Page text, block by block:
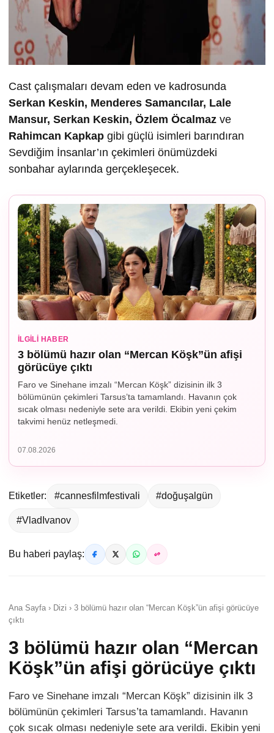
Cast çalışmaları devam eden ve kadrosunda
Serkan Keskin, Menderes Samancılar, Lale
Mansur, Serkan Keskin, Özlem Öcalmaz ve
Rahimcan Kapkap gibi güçlü isimleri barındıran
Sevdiğim İnsanlar’ın çekimleri önümüzdeki
sonbahar aylarında gerçekleşecek.
İLGILI HABER
3 bölümü hazır olan “Mercan Köşk”ün afişi
görücüye çıktı
Faro ve Sinehane imzalı “Mercan Köşk” dizisinin ilk 3
bölümünün çekimleri Tarsus’ta tamamlandı. Havanın çok
sıcak olması nedeniyle sete ara verildi. Ekibin yeni çekim
takvimi henüz netleşmedi.
07.08.2026
Etiketler: #cannesfilmfestivali #doğuşalgün
#VladIvanov
Bu haberi paylaş:
Ana Sayfa › Dizi › 3 bölümü hazır olan “Mercan Köşk”ün afişi görücüye
çıktı
3 bölümü hazır olan “Mercan
Köşk”ün afişi görücüye çıktı
Faro ve Sinehane imzalı “Mercan Köşk” dizisinin ilk 3
bölümünün çekimleri Tarsus’ta tamamlandı. Havanın
çok sıcak olması nedeniyle sete ara verildi. Ekibin yeni